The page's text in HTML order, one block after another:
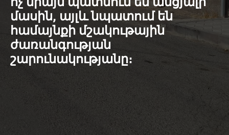
մասին, այլև նպատում են
համայնքի մշակութային
ժառանգության
շարունակությանը։